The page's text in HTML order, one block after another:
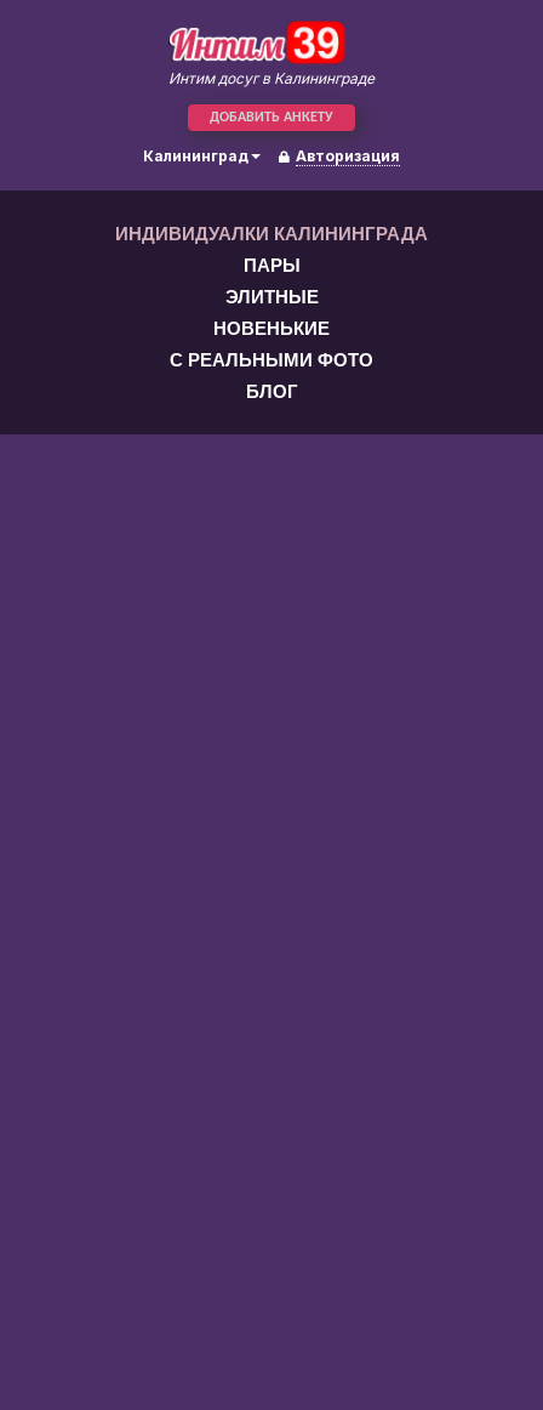
Интим досуг в Калининграде
ДОБАВИТЬ АНКЕТУ
Калининград Авторизация
ИНДИВИДУАЛКИ КАЛИНИНГРАДА
ПАРЫ
ЭЛИТНЫЕ
НОВЕНЬКИЕ
С РЕАЛЬНЫМИ ФОТО
БЛОГ